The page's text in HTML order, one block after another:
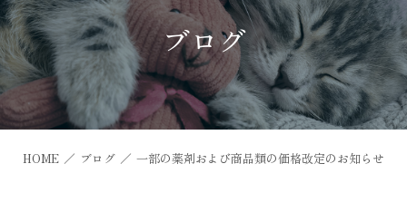
ブログ
HOME ／ ブログ ／ 一部の薬剤および商品類の価格改定のお知らせ